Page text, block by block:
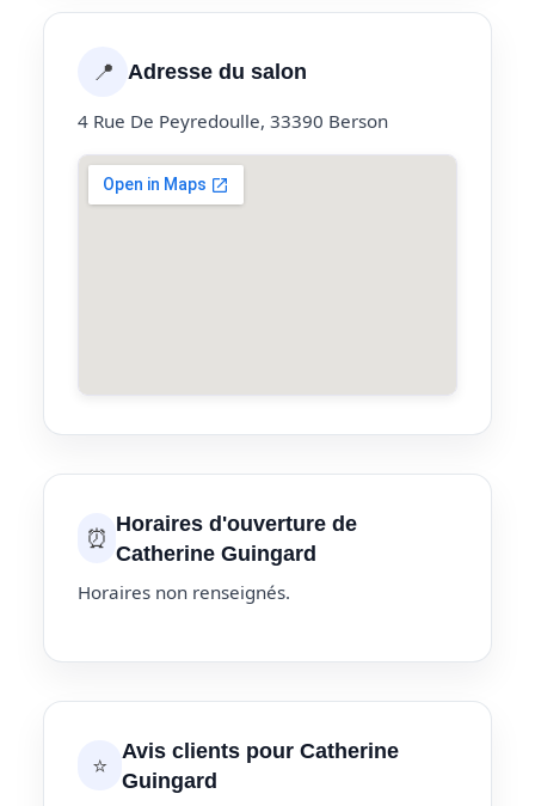
📍 Adresse du salon
4 Rue De Peyredoulle, 33390 Berson
⏰ Horaires d'ouverture de
Catherine Guingard
Horaires non renseignés.
⭐
Avis clients pour Catherine
Guingard